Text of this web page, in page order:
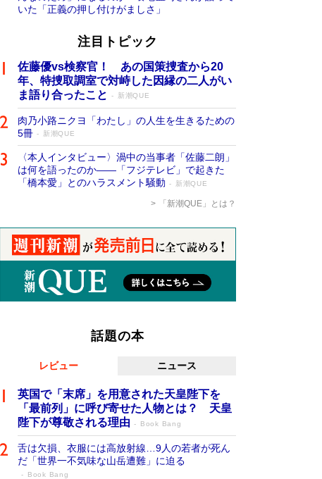
いた「正義の押し付けがましさ」
注目トピック
佐藤優vs検察官！ あの国策捜査から20
年、特捜取調室で対峙した因縁の二人がい
ま語り合ったこと
新潮QUE
肉乃小路ニクヨ「わたし」の人生を生きるための
5冊
新潮QUE
〈本人インタビュー〉渦中の当事者「佐藤二朗」
は何を語ったのか――「フジテレビ」で起きた
「橋本愛」とのハラスメント騒動
新潮QUE
「新潮QUE」とは？
話題の本
レビュー ニュース
英国で「末席」を用意された天皇陛下を
「最前列」に呼び寄せた人物とは？ 天皇
陛下が尊敬される理由
Book Bang
舌は欠損、衣服には高放射線…9人の若者が死ん
だ「世界一不気味な山岳遭難」に迫る
Book Bang